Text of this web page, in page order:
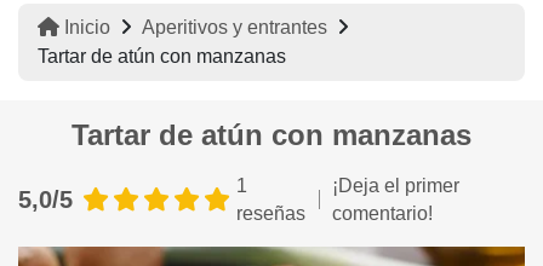
Inicio
Aperitivos y entrantes
Tartar de atún con manzanas
Tartar de atún con manzanas
5,0/5
1
reseñas
¡Deja el primer
comentario!